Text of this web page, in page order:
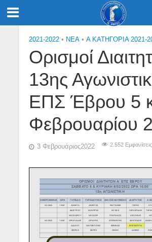
2021-2022 • NEA • Α ΚΑΤΗΓΟΡΙΑ 2021-
Ορισμοί
13ης
ΕΠΣ Έβρου 5
Φεβρουαρίου
3 Φεβρουάριος2022 2.552 Εμφανίσεις